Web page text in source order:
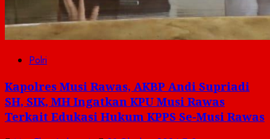
Polri
Kapolres Musi Rawas, AKBP Andi Supriadi
SH, SIK, MH Ingatkan KPU Musi Rawas
Terkait Edukasi Hukum KPPS Se-Musi Rawas